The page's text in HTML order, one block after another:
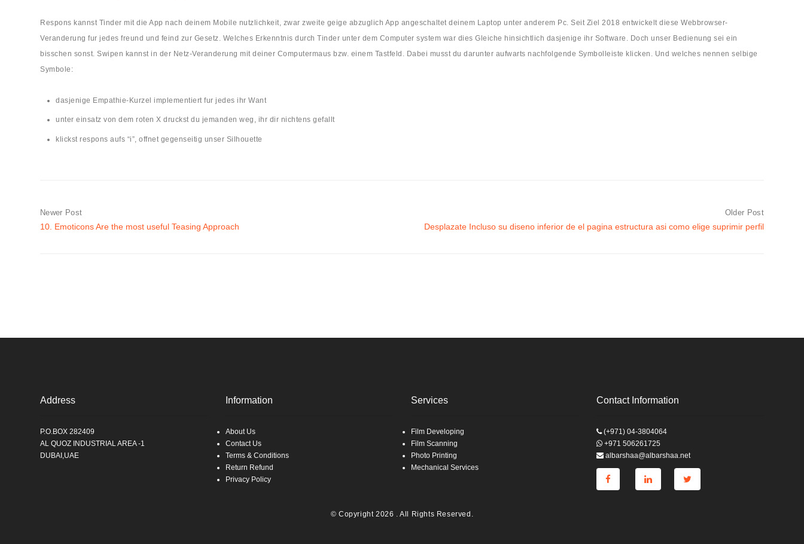
Respons kannst Tinder mit die App nach deinem Mobile nutzlichkeit, zwar zweite geige abzuglich App angeschaltet deinem Laptop unter anderem Pc. Seit Ziel 2018 entwickelt diese Webbrowser-
Veranderung fur jedes freund und feind zur Gesetz. Welches Erkenntnis durch Tinder unter dem Computer system war dies Gleiche hinsichtlich dasjenige ihr Software. Doch unser Bedienung sei ein
bisschen sonst. Swipen kannst in der Netz-Veranderung mit deiner Computermaus bzw. einem Tastfeld. Dabei musst du darunter aufwarts nachfolgende Symbolleiste klicken. Und welches nennen selbige
Symbole:
dasjenige Empathie-Kurzel implementiert fur jedes ihr Want
unter einsatz von dem roten X druckst du jemanden weg, ihr dir nichtens gefallt
klickst respons aufs “i”, offnet gegenseitig unser Silhouette
Newer Post
10. Emoticons Are the most useful Teasing Approach
Older Post
Desplazate Incluso su diseno inferior de el pagina estructura asi­ como elige suprimir perfil
Address
P.O.BOX 282409
AL QUOZ INDUSTRIAL AREA -1
DUBAI,UAE
Information
About Us
Contact Us
Terms & Conditions
Return Refund
Privacy Policy
Services
Film Developing
Film Scanning
Photo Printing
Mechanical Services
Contact Information
(+971) 04-3804064
+971 506261725
albarshaa@albarshaa.net
© Copyright 2026 . All Rights Reserved.